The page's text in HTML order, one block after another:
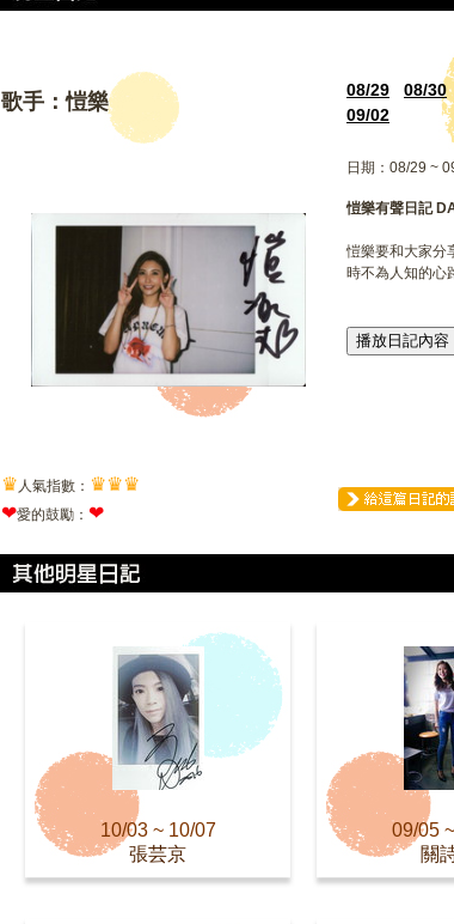
歌手：愷樂 08/29 08/30
09/02
日期：08/29 ~
愷樂有聲日記
愷樂要和大家分
時不為人知的心
播放日記內容
♛ 人氣指數： ♛♛♛
❤愛的鼓勵： ❤
10/03 ~ 10/07
張芸京
09/05
關